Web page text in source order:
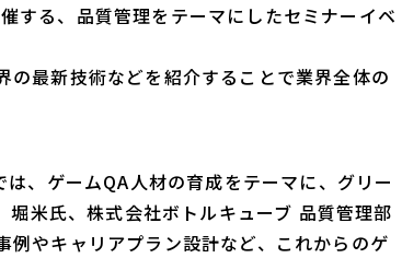
する、品質管理をテーマにしたセミナーイベ
最新技術などを紹介することで業界全体の
は、ゲームQA人材の育成をテーマに、グリー
米氏、株式会社ボトルキューブ 品質管理部
やキャリアプラン設計など、これからのゲ